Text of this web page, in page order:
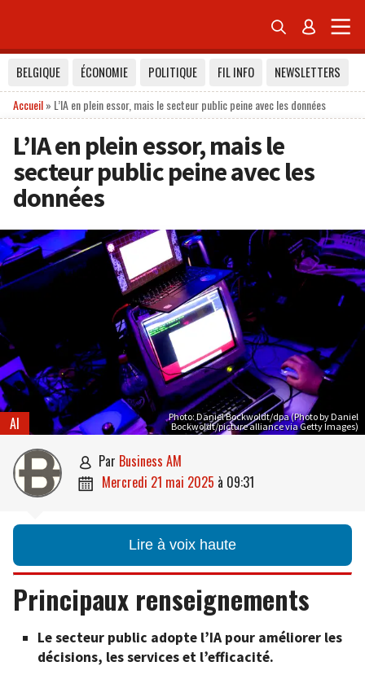
 
BELGIQUE ÉCONOMIE POLITIQUE FIL INFO
NEWSLETTERS
Accueil» L’IA en plein essor, mais le secteur public peine avec les données
L’IA en plein essor, mais le
secteur public peine avec les
données
Photo: Daniel Bockwoldt/dpa (Photo by Daniel
Bockwoldt/picture alliance via Getty Images)
AI
 par Business AM
 mercredi 21 mai 2025 à 09:31
Lire à voix haute
Principaux renseignements
Le secteur public adopte l’IA pour améliorer les
décisions, les services et l’efficacité.